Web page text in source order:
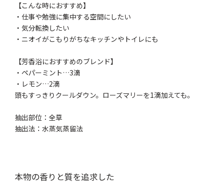
【こんな時におすすめ】
・仕事や勉強に集中する空間にしたい
・気分転換したい
・ニオイがこもりがちなキッチンやトイレにも
【芳香浴におすすめのブレンド】
・ペパーミント…3滴
・レモン…2滴
頭もすっきりクールダウン。ローズマリーを1滴加えても。
抽出部位：全草
抽出法：水蒸気蒸留法
本物の香りと質を追求した